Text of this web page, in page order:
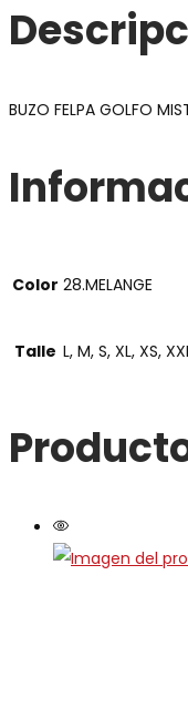
BUZO FELPA GOLFO
Color 28.MELANGE
Talle L, M, S, XL, XS,